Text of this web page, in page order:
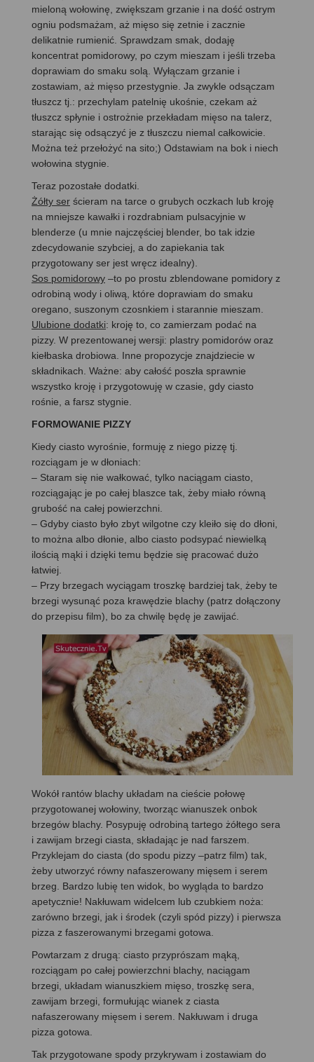
mieloną wołowinę, zwiększam grzanie i na dość ostrym
ogniu podsmażam, aż mięso się zetnie i zacznie
delikatnie rumienić. Sprawdzam smak, dodaję
koncentrat pomidorowy, po czym mieszam i jeśli trzeba
doprawiam do smaku solą. Wyłączam grzanie i
zostawiam, aż mięso przestygnie. Ja zwykle odsączam
tłuszcz tj.: przechylam patelnię ukośnie, czekam aż
tłuszcz spłynie i ostrożnie przekładam mięso na talerz,
starając się odsączyć je z tłuszczu niemal całkowicie.
Można też przełożyć na sito;) Odstawiam na bok i niech
wołowina stygnie.
Teraz pozostałe dodatki.
Żółty ser ścieram na tarce o grubych oczkach lub kroję
na mniejsze kawałki i rozdrabniam pulsacyjnie w
blenderze (u mnie najczęściej blender, bo tak idzie
zdecydowanie szybciej, a do zapiekania tak
przygotowany ser jest wręcz idealny).
Sos pomidorowy –to po prostu zblendowane pomidory z
odrobiną wody i oliwą, które doprawiam do smaku
oregano, suszonym czosnkiem i starannie mieszam.
Ulubione dodatki: kroję to, co zamierzam podać na
pizzy. W prezentowanej wersji: plastry pomidorów oraz
kiełbaska drobiowa. Inne propozycje znajdziecie w
składnikach. Ważne: aby całość poszła sprawnie
wszystko kroję i przygotowuję w czasie, gdy ciasto
rośnie, a farsz stygnie.
FORMOWANIE PIZZY
Kiedy ciasto wyrośnie, formuję z niego pizzę tj.
rozciągam je w dłoniach:
– Staram się nie wałkować, tylko naciągam ciasto,
rozciągając je po całej blaszce tak, żeby miało równą
grubość na całej powierzchni.
– Gdyby ciasto było zbyt wilgotne czy kleiło się do dłoni,
to można albo dłonie, albo ciasto podsypać niewielką
ilością mąki i dzięki temu będzie się pracować dużo
łatwiej.
– Przy brzegach wyciągam troszkę bardziej tak, żeby te
brzegi wysunąć poza krawędzie blachy (patrz dołączony
do przepisu film), bo za chwilę będę je zawijać.
Wokół rantów blachy układam na cieście połowę
przygotowanej wołowiny, tworząc wianuszek onbok
brzegów blachy. Posypuję odrobiną tartego żółtego sera
i zawijam brzegi ciasta, składając je nad farszem.
Przyklejam do ciasta (do spodu pizzy –patrz film) tak,
żeby utworzyć równy nafaszerowany mięsem i serem
brzeg. Bardzo lubię ten widok, bo wygląda to bardzo
apetycznie! Nakłuwam widelcem lub czubkiem noża:
zarówno brzegi, jak i środek (czyli spód pizzy) i pierwsza
pizza z faszerowanymi brzegami gotowa.
Powtarzam z drugą: ciasto przyprószam mąką,
rozciągam po całej powierzchni blachy, naciągam
brzegi, układam wianuszkiem mięso, troszkę sera,
zawijam brzegi, formułując wianek z ciasta
nafaszerowany mięsem i serem. Nakłuwam i druga
pizza gotowa.
Tak przygotowane spody przykrywam i zostawiam do